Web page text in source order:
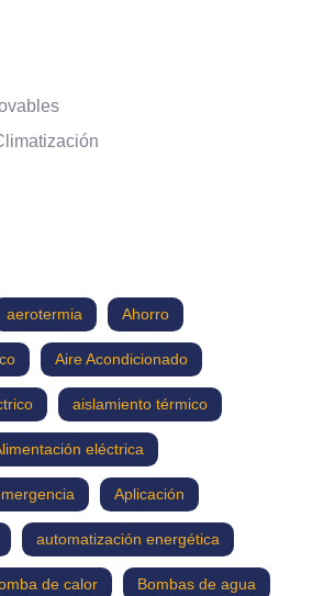
aerotermia Ahorro
Aire Acondicionado
aislamiento térmico
eléctrica
Aplicación
automatización energética
de calor Bombas de agua